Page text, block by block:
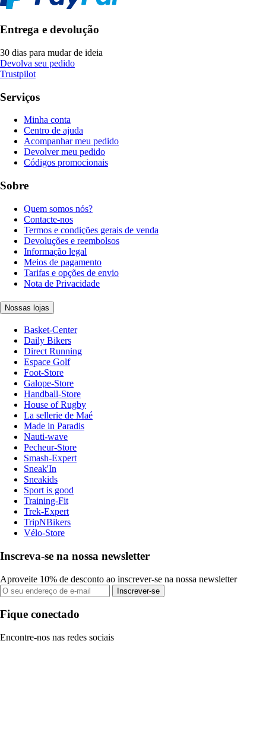
Entrega e devolução
30 dias para mudar de ideia
Devolva seu pedido
Trustpilot
Serviços
Minha conta
Centro de ajuda
Acompanhar meu pedido
Devolver meu pedido
Códigos promocionais
Sobre
Quem somos nós?
Contacte-nos
Termos e condições gerais de venda
Devoluções e reembolsos
Informação legal
Meios de pagamento
Tarifas e opções de envio
Nota de Privacidade
Nossas lojas
Basket-Center
Daily Bikers
Direct Running
Espace Golf
Foot-Store
Galope-Store
Handball-Store
House of Rugby
La sellerie de Maé
Made in Paradis
Nauti-wave
Pecheur-Store
Smash-Expert
Sneak'In
Sneakids
Sport is good
Training-Fit
Trek-Expert
TripNBikers
Vélo-Store
Inscreva-se na nossa newsletter
Aproveite 10% de desconto ao inscrever-se na nossa newsletter
Inscrever-se
Fique conectado
Encontre-nos nas redes sociais